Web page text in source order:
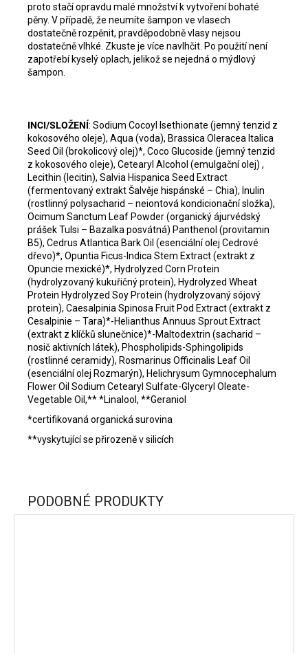
proto stačí opravdu malé množství k vytvoření bohaté
pěny. V případě, že neumíte šampon ve vlasech
dostatečně rozpěnit, pravděpodobně vlasy nejsou
dostatečně vlhké. Zkuste je více navlhčit. Po použití není
zapotřebí kyselý oplach, jelikož se nejedná o mýdlový
šampon.
INCI/SLOŽENÍ: Sodium Cocoyl Isethionate (jemný tenzid z
kokosového oleje), Aqua (voda), Brassica Oleracea Italica
Seed Oil (brokolicový olej)*, Coco Glucoside (jemný tenzid
z kokosového oleje), Cetearyl Alcohol (emulgační olej) ,
Lecithin (lecitin), Salvia Hispanica Seed Extract
(fermentovaný extrakt Šalvěje hispánské – Chia), Inulin
(rostlinný polysacharid – neiontová kondicionační složka),
Ocimum Sanctum Leaf Powder (organický ájurvédský
prášek Tulsi – Bazalka posvátná) Panthenol (provitamin
B5), Cedrus Atlantica Bark Oil (esenciální olej Cedrové
dřevo)*, Opuntia Ficus-Indica Stem Extract (extrakt z
Opuncie mexické)*, Hydrolyzed Corn Protein
(hydrolyzovaný kukuřičný protein), Hydrolyzed Wheat
Protein Hydrolyzed Soy Protein (hydrolyzovaný sójový
protein), Caesalpinia Spinosa Fruit Pod Extract (extrakt z
Cesalpinie – Tara)*-Helianthus Annuus Sprout Extract
(extrakt z klíčků slunečnice)*-Maltodextrin (sacharid –
nosič aktivních látek), Phospholipids-Sphingolipids
(rostlinné ceramidy), Rosmarinus Officinalis Leaf Oil
(esenciální olej Rozmarýn), Helichrysum Gymnocephalum
Flower Oil Sodium Cetearyl Sulfate-Glyceryl Oleate-
Vegetable Oil,** *Linalool, **Geraniol
*certifikovaná organická surovina
**vyskytující se přirozeně v silicích
PODOBNÉ PRODUKTY